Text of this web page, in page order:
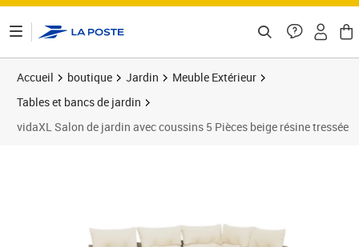
Accueil boutique Jardin
Meuble Extérieur
Tables et bancs de jardin
vidaXL Salon de jardin avec coussins 5 Pièces beige résine tressée